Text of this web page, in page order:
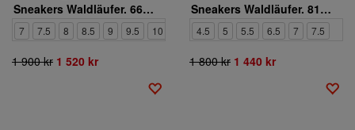
Sneakers Waldläufer. 662301-302-416
7 7.5 8 8.5 9 9.5 10 11
1 900 kr 1 520 kr
Sneakers Waldläufer. 815M30-302-201
4.5 5 5.5 6.5 7 7.5
1 800 kr 1 440 kr